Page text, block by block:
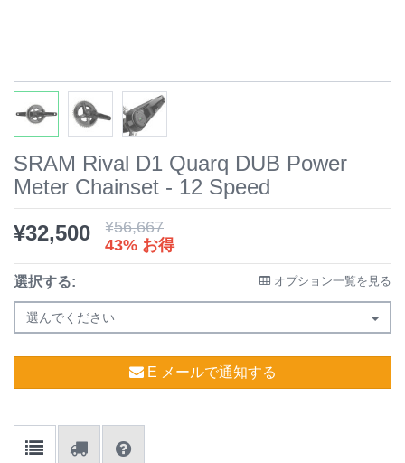
SRAM Rival D1 Quarq DUB Power
Meter Chainset - 12 Speed
¥32,500 ¥56,667
43% お得
選択する: オプション一覧を見る
選んでください
E メールで通知する